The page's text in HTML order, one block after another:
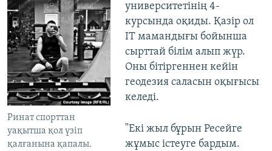
Ринат спорттан
уақытша қол үзіп
қалғанына қапалы.
университетінің 4-
курсында оқиды. Қазір ол
ІТ мамандығы бойынша
сырттай білім алып жүр.
Оны бітіргеннен кейін
геодезия саласын оқығысы
келеді.
"Екі жыл бұрын Ресейге
жұмыс істеуге бардым.